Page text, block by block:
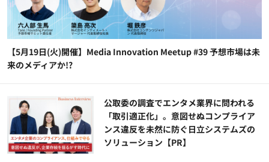
【5月19日(火)開催】Media Innovation Meetup #39 予想市場は未
来のメディアか!?
公​​取委の調査でエンタメ業界に問われる
「取引適正化」。意図せぬコンプライア
ンス違反を未然に防ぐ日立システムズの
ソリューション​【PR】